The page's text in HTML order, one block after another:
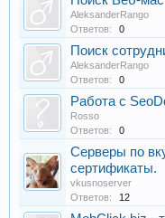
AleksanderRango
Ответов:
0
Поиск
AleksanderRango
Ответов:
0
Работа с
Rosso
Ответов:
0
Серверы по
сертификаты.
vkusnoserver
Ответов:
12